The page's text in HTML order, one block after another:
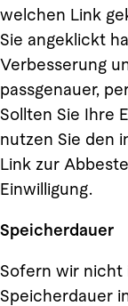
welchen Link
Sie angeklickt
Verbesserung
passgenauer,
Sollten Sie Ihre
nutzen Sie den
Link zur
Einwilligung.
Speicherdauer
Sofern wir nicht
Speicherdauer